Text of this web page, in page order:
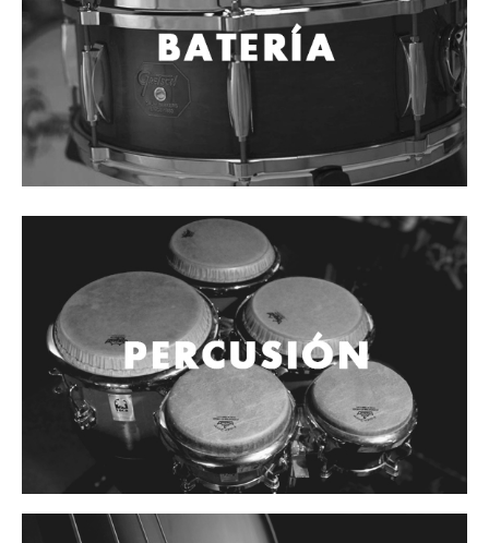
Cables
Audio Profesional
Columnas pasivas
Columnas activas
Amplificadores
Procesadores y efectos
Monitores de estudio
Interfaz para grabación
Audífonos y monitoreo personal
Estantes y soportes
Instalaciones y publicidad
Controladores